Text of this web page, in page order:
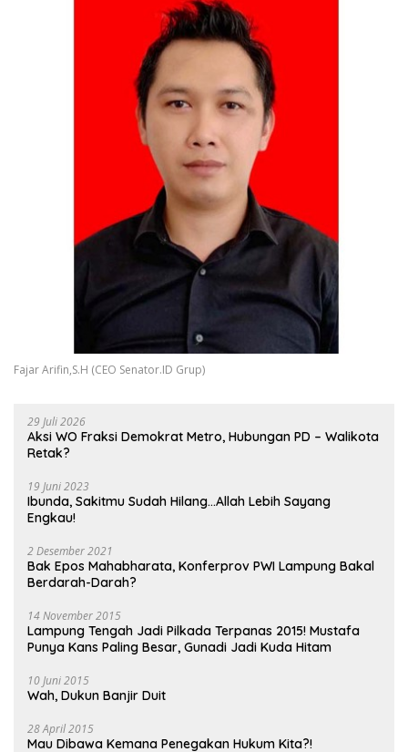
Fajar Arifin,S.H (CEO Senator.ID Grup)
29 Juli 2026
Aksi WO Fraksi Demokrat Metro, Hubungan PD – Walikota
Retak?
19 Juni 2023
Ibunda, Sakitmu Sudah Hilang…Allah Lebih Sayang
Engkau!
2 Desember 2021
Bak Epos Mahabharata, Konferprov PWI Lampung Bakal
Berdarah-Darah?
14 November 2015
Lampung Tengah Jadi Pilkada Terpanas 2015! Mustafa
Punya Kans Paling Besar, Gunadi Jadi Kuda Hitam
10 Juni 2015
Wah, Dukun Banjir Duit
28 April 2015
Mau Dibawa Kemana Penegakan Hukum Kita?!